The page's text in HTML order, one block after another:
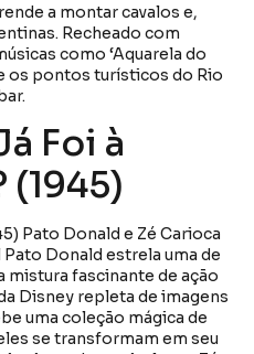
a montar cavalos e,
Recheado com
como ‘Aquarela do
os pontos turísticos do Rio
Foi à
(1945)
Donald estrela uma de
mistura fascinante de ação
Disney repleta de imagens
uma coleção mágica de
se transformam em seu